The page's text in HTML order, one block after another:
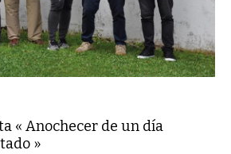
« Anochecer de un día
»